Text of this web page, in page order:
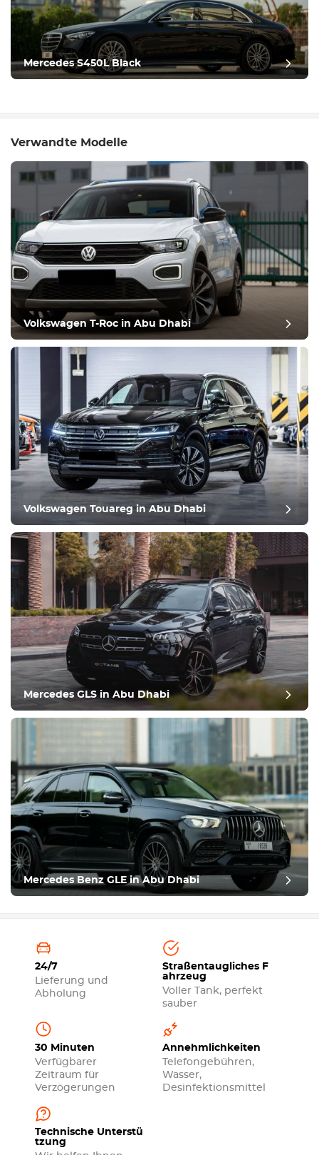
Mercedes S450L Black
Verwandte Modelle
Volkswagen T-Roc in Abu Dhabi
Volkswagen Touareg in Abu Dhabi
Mercedes GLS in Abu Dhabi
Mercedes Benz GLE in Abu Dhabi
24/7
Lieferung und
Abholung
Straßentaugliches F
ahrzeug
Voller Tank, perfekt
sauber
30 Minuten
Verfügbarer
Zeitraum für
Verzögerungen
Annehmlichkeiten
Telefongebühren,
Wasser,
Desinfektionsmittel
Technische Unterstü
tzung